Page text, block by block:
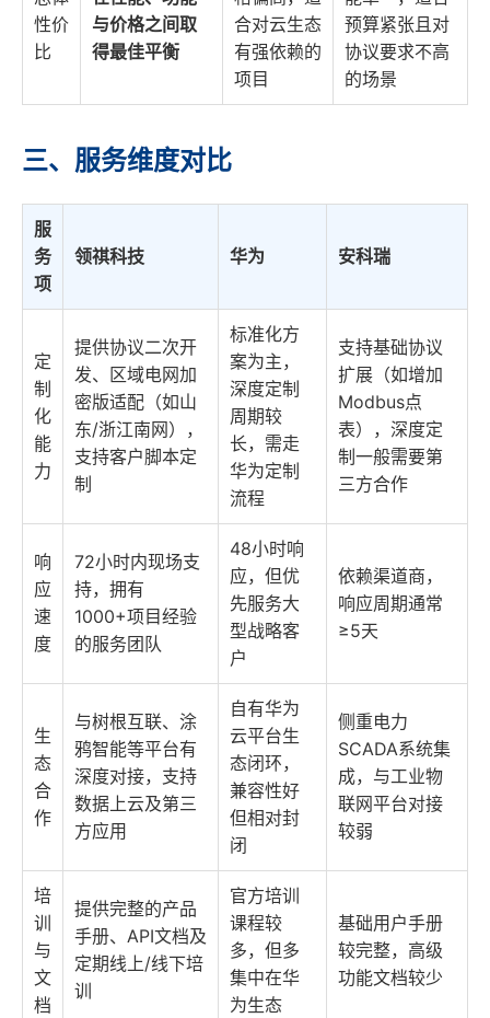
性价
比
与价格之间取
得最佳平衡
合对云生态
有强依赖的
项目
预算紧张且对
协议要求不高
的场景
三、服务维度对比
服
务
项
领祺科技 华为 安科瑞
定
制
化
能
力
提供协议二次开
发、区域电网加
密版适配（如山
东/浙江南网），
支持客户脚本定
制
标准化方
案为主，
深度定制
周期较
长，需走
华为定制
流程
支持基础协议
扩展（如增加
Modbus点
表），深度定
制一般需要第
三方合作
响
应
速
度
72小时内现场支
持，拥有
1000+项目经验
的服务团队
48小时响
应，但优
先服务大
型战略客
户
依赖渠道商，
响应周期通常
≥5天
生
态
合
作
与树根互联、涂
鸦智能等平台有
深度对接，支持
数据上云及第三
方应用
自有华为
云平台生
态闭环，
兼容性好
但相对封
闭
侧重电力
SCADA系统集
成，与工业物
联网平台对接
较弱
培
训
与
文
档
提供完整的产品
手册、API文档及
定期线上/线下培
训
官方培训
课程较
多，但多
集中在华
为生态
基础用户手册
较完整，高级
功能文档较少